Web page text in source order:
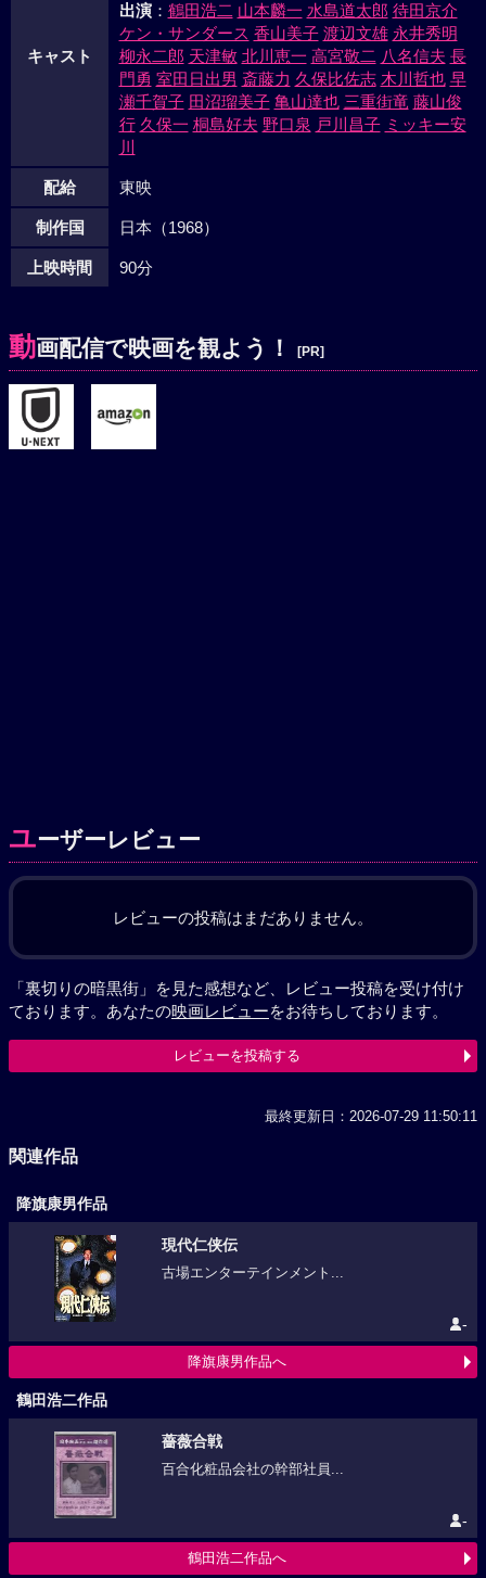
キャスト
出演： 鶴田浩二 山本麟一 水島道太郎 待田京介
ケン・サンダース 香山美子 渡辺文雄 永井秀明
柳永二郎 天津敏 北川恵一 高宮敬二 八名信夫 長
門勇 室田日出男 斎藤力 久保比佐志 木川哲也 早
瀬千賀子 田沼瑠美子 亀山達也 三重街竜 藤山俊
行 久保一 桐島好夫 野口泉 戸川昌子 ミッキー安
川
配給 東映
制作国 日本（1968）
上映時間 90分
動画配信で映画を観よう！ [PR]
ユーザーレビュー
レビューの投稿はまだありません。
「裏切りの暗黒街」を見た感想など、レビュー投稿を受け付け
ております。あなたの映画レビューをお待ちしております。
レビューを投稿する
最終更新日：2026-07-29 11:50:11
関連作品
降旗康男作品
現代仁侠伝
古場エンターテインメント...
-
降旗康男作品へ
鶴田浩二作品
薔薇合戦
百合化粧品会社の幹部社員...
-
鶴田浩二作品へ